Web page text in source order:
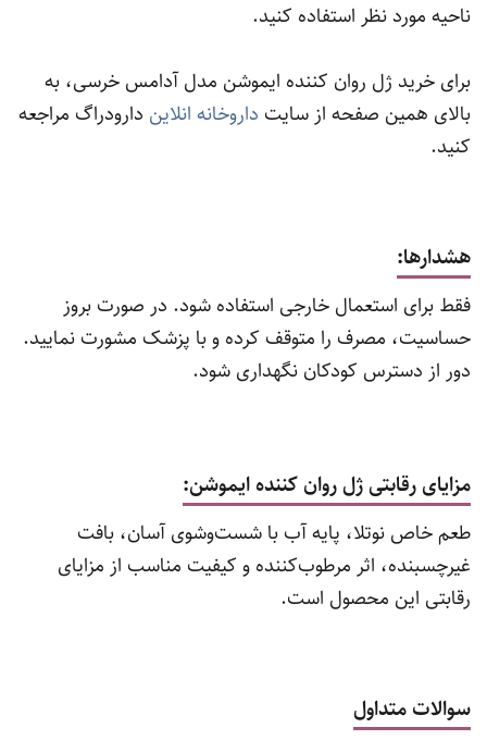
ناحیه مورد نظر استفاده کنید.
برای خرید ژل روان‌ کننده ایموشن مدل آدامس خرسی، به
بالای همین صفحه از سایت داروخانه انلاین دارودراگ مراجعه
کنید.
هشدارها:
فقط برای استعمال خارجی استفاده شود. در صورت بروز
حساسیت، مصرف را متوقف کرده و با پزشک مشورت نمایید.
دور از دسترس کودکان نگهداری شود.
مزایای رقابتی ژل روان‌ کننده ایموشن:
طعم خاص نوتلا، پایه آب با شست‌وشوی آسان، بافت
غیرچسبنده، اثر مرطوب‌کننده و کیفیت مناسب از مزایای
رقابتی این محصول است.
سوالات متداول